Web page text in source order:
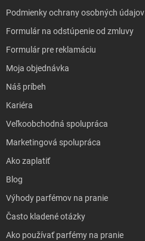
Podmienky ochrany osobných údajov
Formulár na odstúpenie od zmluvy
Formulár pre reklamáciu
Moja objednávka
Náš príbeh
Kariéra
Veľkoobchodná spolupráca
Marketingová spolupráca
Ako zaplatiť
Blog
Výhody parfémov na pranie
Často kladené otázky
Ako používať parfémy na pranie